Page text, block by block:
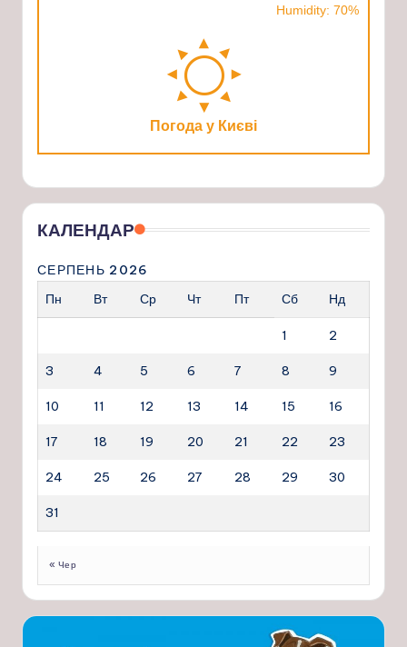
Humidity: 70%
Погода у Києві
КАЛЕНДАР
СЕРПЕНЬ 2026
Пн
Вт Ср Чт Пт Сб Нд
1 2
3 4 5 6 7 8 9
10 11 12 13 14 15 16
17 18 19 20 21 22 23
24 25 26 27 28 29 30
31
« Чер